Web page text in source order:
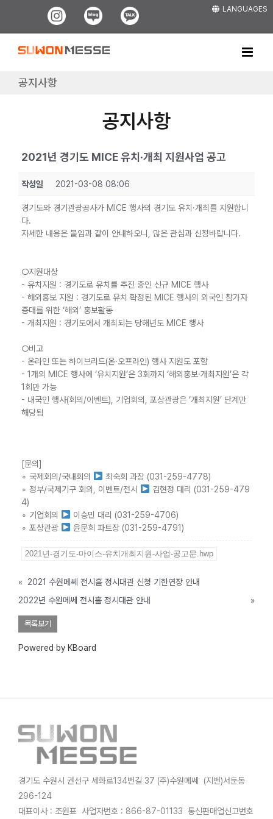
LANGUAGES
Instagram
Blog Kakao
공지사항
공지사항
2021년 경기도 MICE 유치·개최 지원사업 공고
작성일 2021-03-08 08:06
경기도와 경기관광공사가 MICE 행사의 경기도 유치·개최를 지원합니
다.
자세한 내용은 붙임과 같이 안내하오니, 많은 관심과 신청바랍니다.
○지원대상
- 유치지원 : 경기도로 유치를 추진 중인 신규 MICE 행사
- 해외홍보 지원 : 경기도로 유치 확정된 MICE 행사의 외국인 참가자
증대를 위한 ‘해외’ 홍보활동
- 개최지원 : 경기도에서 개최되는 당해년도 MICE 행사
○비고
- 온라인 또는 하이브리드(온·오프라인) 행사 지원도 포함
- 1개의 MICE 행사에 ‘유치지원’은 3회까지 ‘해외홍보·개최지원’은 각
1회만 가능
- 내국인 행사(회의/이벤트), 기업회의, 포상관광은 ‘개최지원’ 단계만
해당됨
[문의]
∘ 국제회의/국내회의
최숙희 과장 (031-259-4778)
∘ 정부/국제기구 회의, 이벤트/전시
김현정 대리 (031-259-479
4)
∘ 기업회의
이승민 대리 (031-259-4706)
∘ 포상관광
윤문희 파트장 (031-259-4791)
2021년-경기도-마이스-유치개최지원-사업-공고문.hwp
«
2021 수원메쎄 전시홀 정시대관 신청 기한연장 안내
2022년 수원메쎄 전시홀 정시대관 안내
»
목록보기
Powered by KBoard
경기도 수원시 권선구 세화로134번길 37 (주)수원메쎄 (지번)서둔동
296-124
대표이사 : 조원표 사업자번호 : 866-87-01133 통신판매업신고번호